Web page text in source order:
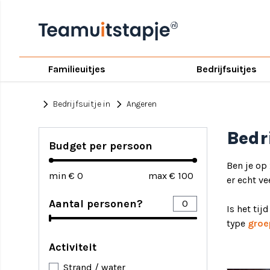
Familieuitjes Bedrijfsuitjes
chevron_right Bedrijfsuitje in chevron_right Angeren
Budget per persoon
min € max €
Aantal personen?
Activiteit
Strand / water
Ben je op
er echt
Is het tijd
type